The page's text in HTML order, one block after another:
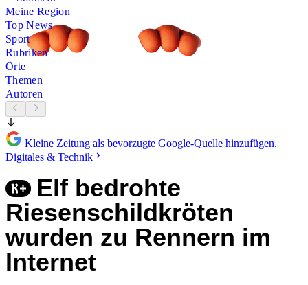
Meine Region
Top News
Sport
Rubriken
Orte
Themen
Autoren
Kleine Zeitung als bevorzugte Google-Quelle hinzufügen.
Digitales & Technik
Elf bedrohte
Riesenschildkröten
wurden zu Rennern im
Internet